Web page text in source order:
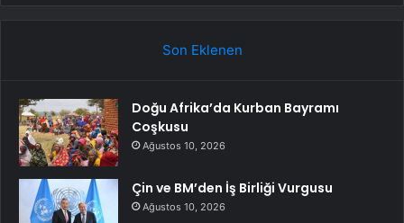
Son Eklenen
Doğu Afrika’da Kurban Bayramı
Coşkusu
Ağustos 10, 2026
Çin ve BM’den İş Birliği Vurgusu
Ağustos 10, 2026